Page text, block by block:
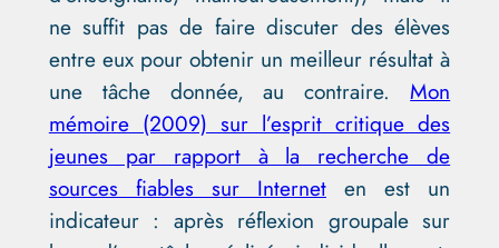
ne suffit pas de faire discuter des élèves
entre eux pour obtenir un meilleur résultat à
une tâche donnée, au contraire.Mon
mémoire (2009) sur l’esprit critique des
jeunes par rapport à la recherche de
sources fiables sur Internet en est un
indicateur : après réflexion groupale sur